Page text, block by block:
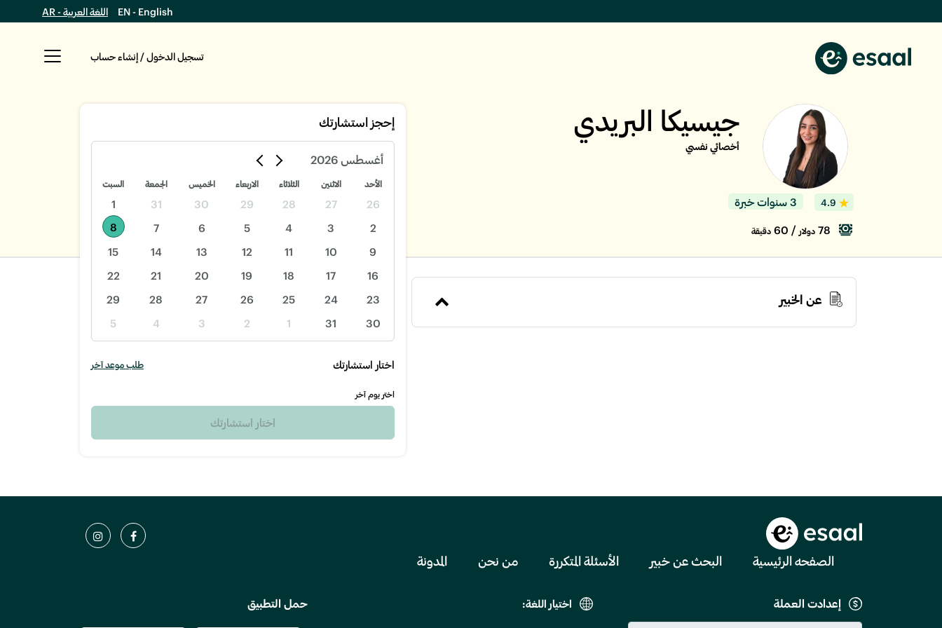
EN - English اللغة العربية - AR
تسجيل الدخول / إنشاء حساب
جيسيكا البريدي
أخصائي نفسي
4.9 3 سنوات خبرة
78 دولار / 60 دقيقة
عن الخبير
إحجز استشارتك
أغسطس 2026
الأحد الاثنين الثلاثاء الاربعاء الخميس الجمعة السبت
26
27
28
29
30
31
1
2
3
4
5
6
7
8
9
10
11
12
13
14
15
16
17
18
19
20
21
22
23
24
25
26
27
28
29
30
31
1
2
3
4
5
اختار استشارتك طلب موعد آخر
اختر يوم آخر
اختار استشارتك
الصفحه الرئيسية البحث عن خبير الأسئلة المتكررة من نحن المدونة
إعدادت العملة اختيار اللغة: حمل التطبيق